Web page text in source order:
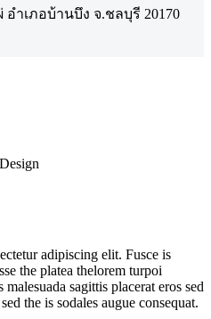
ำเภอบ้านบึง จ.ชลบุรี 20170
adipiscing elit. Fusce is
the platea thelorem turpoi
sagittis placerat eros sed
the is sodales augue consequat.